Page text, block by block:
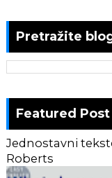
Pretražite
Featured Post
Jednostavni
Roberts